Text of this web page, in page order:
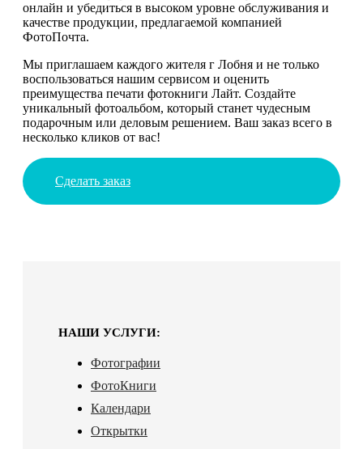
онлайн и убедиться в высоком уровне обслуживания и
качестве продукции, предлагаемой компанией
ФотоПочта.
Мы приглашаем каждого жителя г Лобня и не только
воспользоваться нашим сервисом и оценить
преимущества печати фотокниги Лайт. Создайте
уникальный фотоальбом, который станет чудесным
подарочным или деловым решением. Ваш заказ всего в
несколько кликов от вас!
Сделать заказ
НАШИ УСЛУГИ:
Фотографии
ФотоКниги
Календари
Открытки